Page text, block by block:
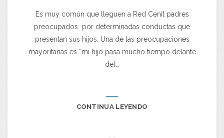
Es muy común que lleguen a Red Cenit padres
preocupados por determinadas conductas que
presentan sus hijos. Una de las preocupaciones
mayoritarias es “mi hijo pasa mucho tiempo delante
del…
CONTINUA LEYENDO